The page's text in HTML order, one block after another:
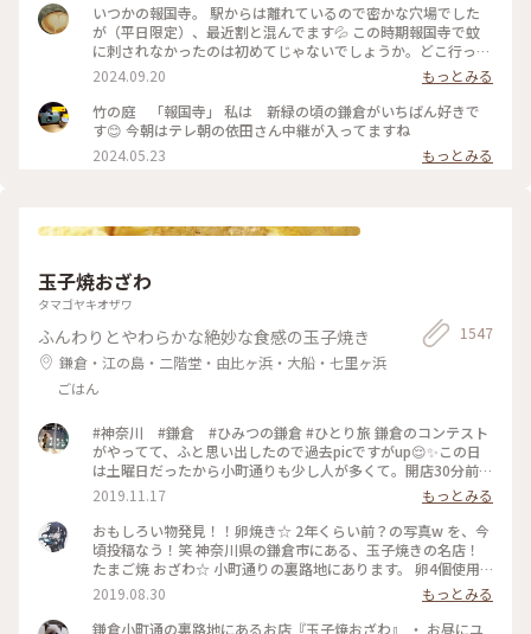
いつかの報国寺。 駅からは離れているので密かな穴場でした
が（平日限定）、最近割と混んでます💦 この時期報国寺で蚊
に刺されなかったのは初めてじゃないでしょうか。どこ行っ
た〜🦟 #ことりっぷ旅2024 #鎌倉
2024.09.20
もっとみる
竹の庭 「報国寺」 私は 新緑の頃の鎌倉がいちばん好きで
す😊 今朝はテレ朝の依田さん中継が入ってますね
2024.05.23
もっとみる
玉子焼おざわ
タマゴヤキオザワ
ふんわりとやわらかな絶妙な食感の玉子焼き
鎌倉・江の島・二階堂・由比ヶ浜・大船・七里ヶ浜
ごはん
1547
#神奈川 #鎌倉 #ひみつの鎌倉 #ひとり旅 鎌倉のコンテスト
がやってて、ふと思い出したので過去picですがup😌✨この日
は土曜日だったから小町通りも少し人が多くて。開店30分前に
並び始めて、既に前に10人ほどいましたよ〜。運良く1巡目で
入れたので、玉子焼きを注文😎なんともいえない甘さと出汁の
お味と、、、とりあえず美味😂笑！また機会があれば行きたい
なあ。
2019.11.17
もっとみる
おもしろい物発見！！卵焼き☆ 2年くらい前？の写真w を、今
頃投稿なう！笑 神奈川県の鎌倉市にある、玉子焼きの名店！
たまご焼 おざわ☆ 小町通りの裏路地にあります。 卵4個使用
で、砂糖醤油の風味の後に、出汁の風味と旨みが来る感じでし
た！ 口当たりは柔らでした！ 記憶でわ… 開店の11時半前に行
ったのに、長者の列で30分以上待った記憶が… 懐かし～ ま
2019.08.30
もっとみる
鎌倉小町通の裏路地にあるお店『玉子焼おざわ』 ・ お昼にユ